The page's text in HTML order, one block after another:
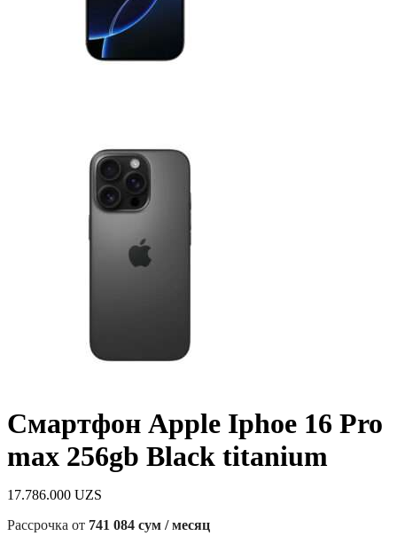
Смартфон Apple Iphoe 16 Pro
max 256gb Black titanium
17.786.000 UZS
Рассрочка от 741 084 сум / месяц